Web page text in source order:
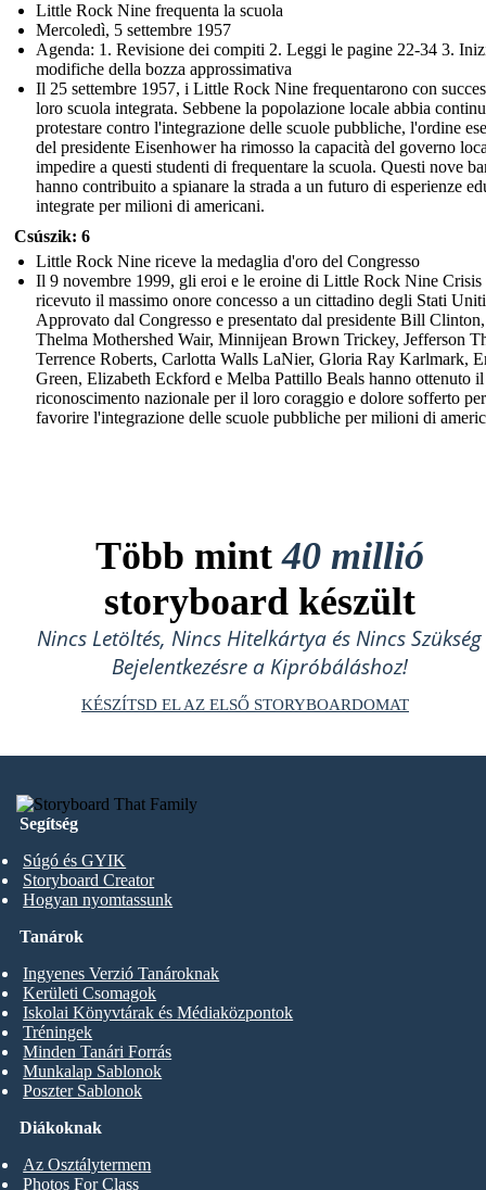
Little Rock Nine frequenta la scuola
Mercoledì, 5 settembre 1957
Agenda: 1. Revisione dei compiti 2. Leggi le pagine 22-34 3.
modifiche della bozza approssimativa
Il 25 settembre 1957, i Little Rock Nine frequentarono con
loro scuola integrata. Sebbene la popolazione locale abbia
protestare contro l'integrazione delle scuole pubbliche, l'ordine
del presidente Eisenhower ha rimosso la capacità del governo
impedire a questi studenti di frequentare la scuola. Questi nove
hanno contribuito a spianare la strada a un futuro di esperienze
integrate per milioni di americani.
Csúszik: 6
Little Rock Nine riceve la medaglia d'oro del Congresso
Il 9 novembre 1999, gli eroi e le eroine di Little Rock Nine Crisis
ricevuto il massimo onore concesso a un cittadino degli Stati
Approvato dal Congresso e presentato dal presidente Bill Clinton,
Thelma Mothershed Wair, Minnijean Brown Trickey, Jefferson
Terrence Roberts, Carlotta Walls LaNier, Gloria Ray Karlmark,
Green, Elizabeth Eckford e Melba Pattillo Beals hanno ottenuto il
riconoscimento nazionale per il loro coraggio e dolore sofferto per
favorire l'integrazione delle scuole pubbliche per milioni di
Több mint40 millió
storyboard készült
Nincs Letöltés, Nincs Hitelkártya és Nincs Szükség
Bejelentkezésre a Kipróbáláshoz!
KÉSZÍTSD EL AZ ELSŐ STORYBOARDOMAT
Segítség
Súgó és GYIK
Storyboard Creator
Hogyan nyomtassunk
Diákoknak
Az Osztálytermem
Photos For Class
Tanárok
Ingyenes Verzió Tanároknak
Kerületi Csomagok
Iskolai Könyvtárak és Médiaközpontok
Tréningek
Minden Tanári Forrás
Munkalap Sablonok
Poszter Sablonok